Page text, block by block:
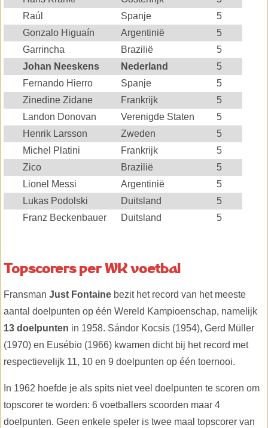
Raúl
Spanje
5
Gonzalo Higuaín
Argentinië
5
Garrincha
Brazilië
5
Johan Neeskens
Nederland
5
Fernando Hierro
Spanje
5
Zinedine Zidane
Frankrijk
5
Landon Donovan
Verenigde Staten
5
Henrik Larsson
Zweden
5
Michel Platini
Frankrijk
5
Zico
Brazilië
5
Lionel Messi
Argentinië
5
Lukas Podolski
Duitsland
5
Franz Beckenbauer
Duitsland 5
Topscorers per WK voetbal
Fransman Just Fontaine bezit het record van het meeste
aantal doelpunten op één Wereld Kampioenschap, namelijk
13 doelpunten in 1958. Sándor Kocsis (1954), Gerd Müller
(1970) en Eusébio (1966) kwamen dicht bij het record met
respectievelijk 11, 10 en 9 doelpunten op één toernooi.
In 1962 hoefde je als spits niet veel doelpunten te scoren om
topscorer te worden: 6 voetballers scoorden maar 4
doelpunten. Geen enkele speler is twee maal topscorer van